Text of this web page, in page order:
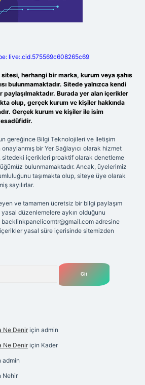
live:.cid.575569c608265c69
herhangi bir marka, kurum veya şahıs
bulunmamaktadır. Sitede yalnızca kendi
paylaşılmaktadır. Burada yer alan içerikler
olup, gerçek kurum ve kişiler hakkında
Gerçek kurum ve kişiler ile isim
gereğince Bilgi Teknolojileri ve İletişim
bir Yer Sağlayıcı olarak hizmet
sitedeki içerikleri proaktif olarak denetleme
bulunmamaktadır. Ancak, üyelerimiz
taşımakta olup, siteye üye olarak
sayılırlar.
ve tamamen ücretsiz bir bilgi paylaşım
düzenlemelere aykırı olduğunu
backlinkpanelicomtr@gmail.com adresine
yasal süre içerisinde sitemizden
Ne Denir için admin
Ne Denir için Kader
admin
Nehir